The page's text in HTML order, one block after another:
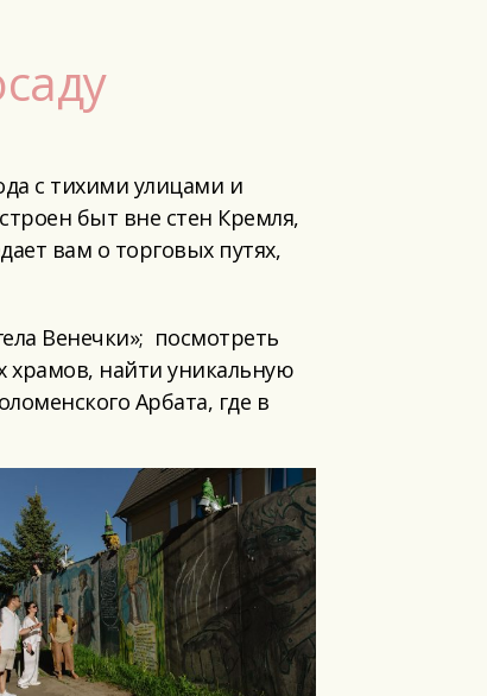
с тихими улицами и
быт вне стен Кремля,
вам о торговых путях,
Венечки»; посмотреть
храмов, найти уникальную
Арбата, где в